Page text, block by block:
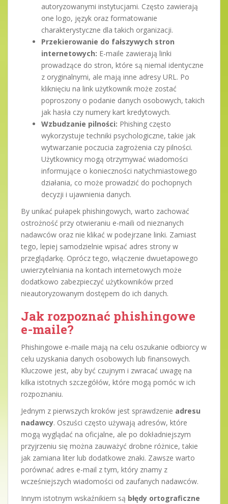
autoryzowanymi instytucjami. Często zawierają
one logo, język oraz formatowanie
charakterystyczne dla takich organizacji.
Przekierowanie do fałszywych stron
internetowych: E-maile zawierają linki
prowadzące do stron, które są niemal identyczne
z oryginalnymi, ale mają inne adresy URL. Po
kliknięciu na link użytkownik może zostać
poproszony o podanie danych osobowych, takich
jak hasła czy numery kart kredytowych.
Wzbudzanie pilności: Phishing często
wykorzystuje techniki psychologiczne, takie jak
wytwarzanie poczucia zagrożenia czy pilności.
Użytkownicy mogą otrzymywać wiadomości
informujące o konieczności natychmiastowego
działania, co może prowadzić do pochopnych
decyzji i ujawnienia danych.
By unikać pułapek phishingowych, warto zachować
ostrożność przy otwieraniu e-maili od nieznanych
nadawców oraz nie klikać w podejrzane linki. Zamiast
tego, lepiej samodzielnie wpisać adres strony w
przeglądarkę. Oprócz tego, włączenie dwuetapowego
uwierzytelniania na kontach internetowych może
dodatkowo zabezpieczyć użytkowników przed
nieautoryzowanym dostępem do ich danych.
Jak rozpoznać phishingowe
e-maile?
Phishingowe e-maile mają na celu oszukanie odbiorcy w
celu uzyskania danych osobowych lub finansowych.
Kluczowe jest, aby być czujnym i zwracać uwagę na
kilka istotnych szczegółów, które mogą pomóc w ich
rozpoznaniu.
Jednym z pierwszych kroków jest sprawdzenie adresu
nadawcy. Oszuści często używają adresów, które
mogą wyglądać na oficjalne, ale po dokładniejszym
przyjrzeniu się można zauważyć drobne różnice, takie
jak zamiana liter lub dodatkowe znaki. Zawsze warto
porównać adres e-mail z tym, który znamy z
wcześniejszych wiadomości od zaufanych nadawców.
Innym istotnym wskaźnikiem są błędy ortograficzne